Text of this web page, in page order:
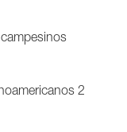
campesinos
2